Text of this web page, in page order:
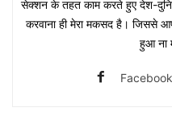
सेक्शन के तहत काम करते हुए देश-
करवाना ही मेरा मकसद है। जिससे
हुआ ना
Facebook